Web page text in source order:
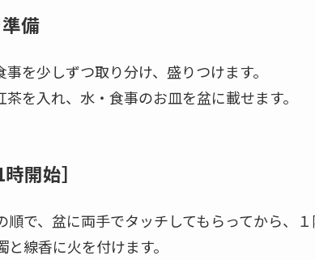
備
を少しずつ取り分け、盛りつけます。
を入れ、水・食事のお皿を盆に載せます。
開始］
で、盆に両手でタッチしてもらってから、
線香に火を付けます。